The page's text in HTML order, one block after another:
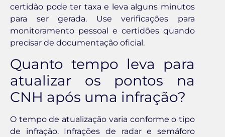
certidão pode ter taxa e leva alguns minutos
para ser gerada. Use verificações para
monitoramento pessoal e certidões quando
precisar de documentação oficial.
Quanto tempo leva para
atualizar os pontos na
CNH após uma infração?
O tempo de atualização varia conforme o tipo
de infração. Infrações de radar e semáforo